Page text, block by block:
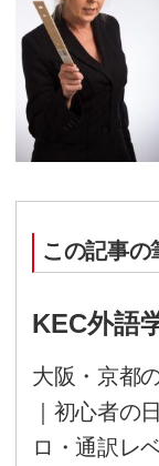
サッカー
いでしょ
本的な
ます。
何事もト